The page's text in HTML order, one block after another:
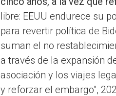
libre: EEUU endurece su
para revertir política de
suman el no
a través de la expansión
asociación y los viajes
y reforzar el embargo",